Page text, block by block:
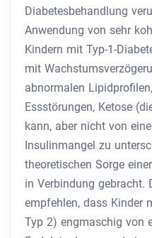
Diabetesbehandlung
Anwendung von sehr
Kindern mit Typ-1-
mit
abnormalen
Essstörungen, Ketose
kann, aber nicht von
Insulinmangel zu
theoretischen Sorge
in Verbindung gebracht.
empfehlen, dass Kinder
Typ 2) engmaschig von